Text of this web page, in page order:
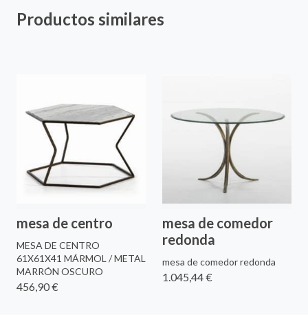
Productos similares
mesa de centro
MESA DE CENTRO
61X61X41 MÁRMOL / METAL
MARRÓN OSCURO
456,90 €
mesa de comedor
redonda
mesa de comedor redonda
1.045,44 €